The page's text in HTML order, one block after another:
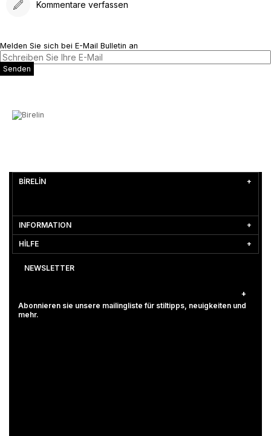
Kommentare verfassen
Melden Sie sich bei E-Mail Bulletin an
Senden
BİRELİN
INFORMATION
HİLFE
NEWSLETTER
Abonnieren sie unsere mailingliste für stiltipps, neuigkeiten und
mehr.